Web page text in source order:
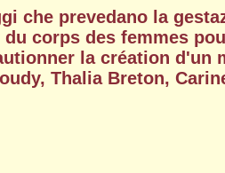
che prevedano la
corps des femmes
la création d'un
Thalia Breton,